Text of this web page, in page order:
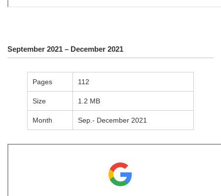
September 2021 – December 2021
Pages 112
Size 1.2 MB
Month Sep.- December 2021